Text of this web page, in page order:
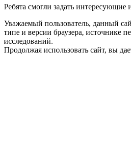
Ребята смогли задать интересующие
Уважаемый пользователь, данный
типе и версии браузера, источнике
исследований.
Продолжая использовать сайт, вы